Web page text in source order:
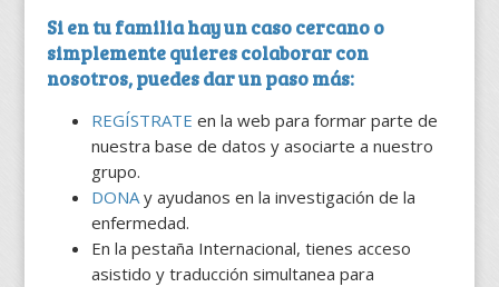
Si en tu familia hay un caso cercano o
simplemente quieres colaborar con
nosotros, puedes dar un paso más:
REGÍSTRATE en la web para formar parte de
nuestra base de datos y asociarte a nuestro
grupo.
DONAy ayudanos en la investigación de la
enfermedad.
En la pestaña Internacional, tienes acceso
asistido y traducción simultanea para